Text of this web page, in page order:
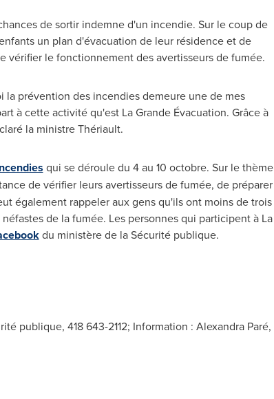
de sortir indemne d'un incendie. Sur le coup de
un plan d'évacuation de leur résidence et de
vérifier le fonctionnement des avertisseurs de fumée.
prévention des incendies demeure une de mes
à cette activité qu'est La Grande Évacuation. Grâce à
la ministre Thériault.
qui se déroule du 4 au 10 octobre. Sur le thème
de vérifier leurs avertisseurs de fumée, de préparer
également rappeler aux gens qu'ils ont moins de trois
de la fumée. Les personnes qui participent à La
du ministère de la Sécurité publique.
publique, 418 643-2112; Information : Alexandra Paré,